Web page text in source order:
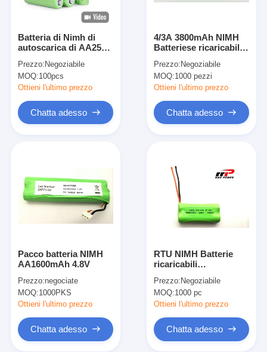
Circa noi
Giro della fabbrica
Notizie
Chatta adesso
Batteria di Nimh di
autoscarica di AA2500
ricaricabile
Prezzo: Negoziabile
MOQ:100pcs
Ottieni l'ultimo prezzo
Chatta adesso
4/3A 3800mAh NIMH
Batteriese ricaricabile
una garanzia di anno
Prezzo: Negoziabile
MOQ:1000 pezzi
Ottieni l'ultimo prezzo
Chatta adesso
Pacco batteria NIMH
AA1600mAh 4.8V
Prezzo:negociate
MOQ:1000PKS
Ottieni l'ultimo prezzo
Chatta adesso
RTU NIMH Batterie
ricaricabili
Chiesa LED Candela
solare
Prezzo: Negoziabile
MOQ:1000 pc
Ottieni l'ultimo prezzo
Chatta adesso